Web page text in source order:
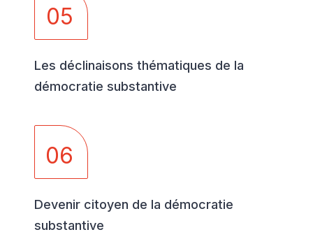
05
Les déclinaisons thématiques de la
démocratie substantive
06
Devenir citoyen de la démocratie
substantive